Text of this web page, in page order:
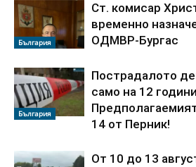
България
Ст. комисар
временно
ОДМВР-Бургас
България
Пострадалото
само на 12
14 от Перник!
От 10 до 13